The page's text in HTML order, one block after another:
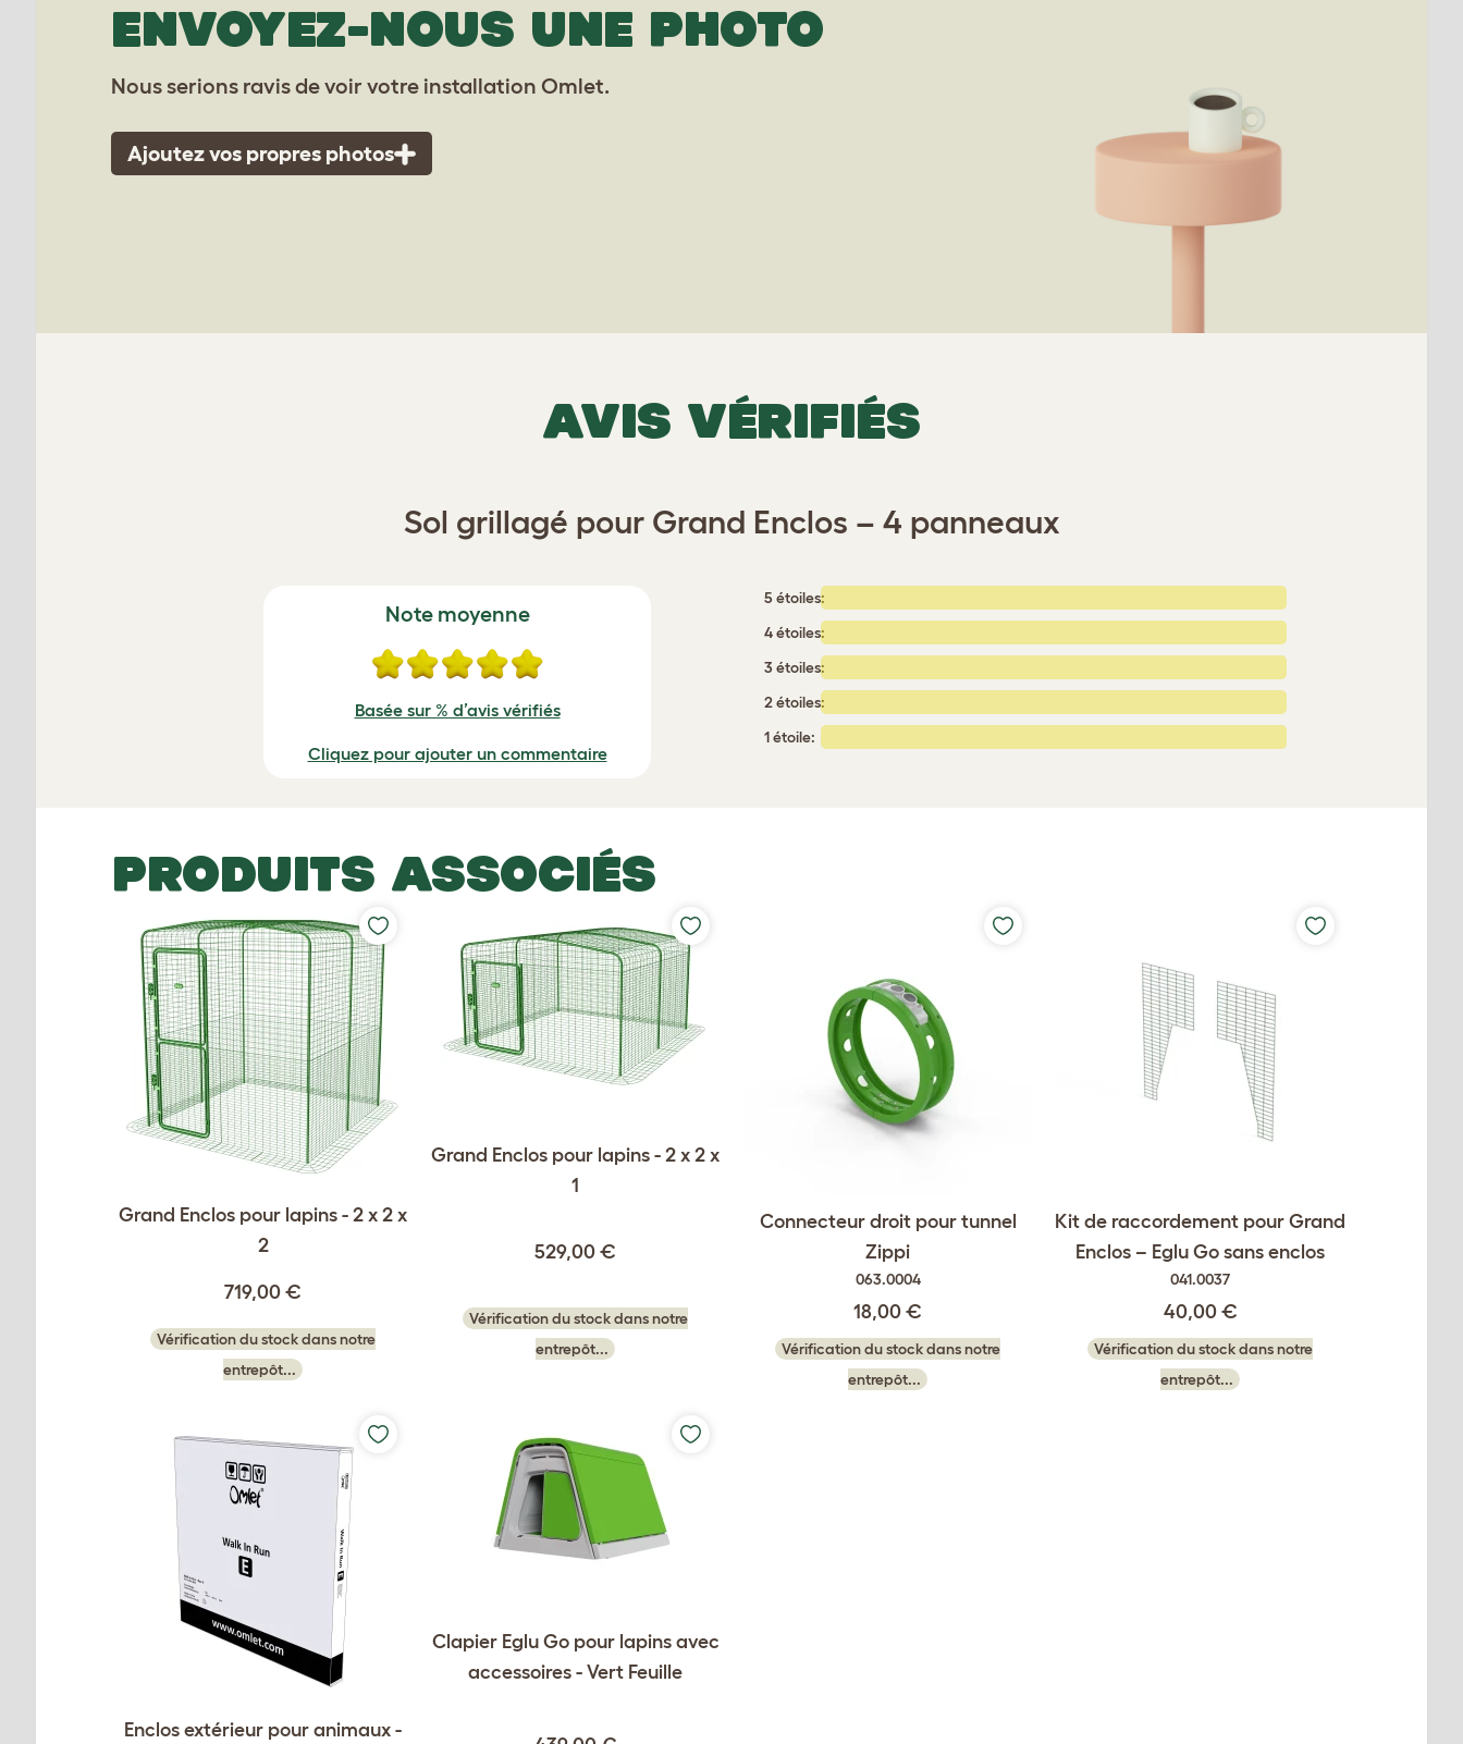
ENVOYEZ-NOUS UNE PHOTO
Nous serions ravis de voir votre installation Omlet.
Ajoutez vos propres photos
AVIS VÉRIFIÉS
Sol grillagé pour Grand Enclos – 4 panneaux
Note moyenne
Basée sur % d’avis vérifiés
Cliquez pour ajouter un commentaire
5 étoiles:
4 étoiles:
3 étoiles:
2 étoiles:
1 étoile:
PRODUITS ASSOCIÉS
Grand Enclos pour lapins - 2 x 2 x
2
719,00 €
Vérification du stock dans notre
entrepôt...
Grand Enclos pour lapins - 2 x 2 x
1
529,00 €
Vérification du stock dans notre
entrepôt...
Connecteur droit pour tunnel
Zippi
063.0004
18,00 €
Vérification du stock dans notre
entrepôt...
Kit de raccordement pour Grand
Enclos – Eglu Go sans enclos
041.0037
40,00 €
Vérification du stock dans notre
entrepôt...
Enclos extérieur pour animaux -
Clapier Eglu Go pour lapins avec
accessoires - Vert Feuille